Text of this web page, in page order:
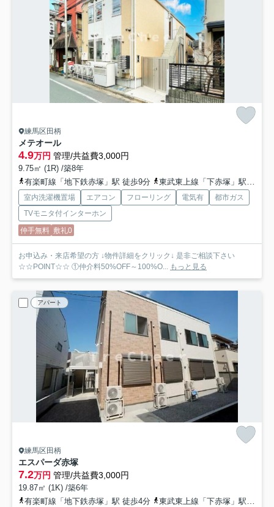
練馬区田柄
メテオール
4.9万円 管理/共益費3,000円
9.75㎡ (1R) /築8年
有楽町線「地下鉄赤塚」駅 徒歩9分
東武東上線「下赤塚」駅 徒歩12分
室内洗濯機置場 エアコン フローリング 電気有
都市ガス
TVモニタ付インターホン
仲手無料 敷礼0
お申込み・来店希望の方 ↓物件詳細をクリック↓ 是非ご相談下さい
☆☆POINT☆☆ ①仲介料50%OFF～100%O... もっと見る
アパート
練馬区田柄
エスパーダ赤塚
7.2万円 管理/共益費3,000円
19.87㎡ (1K) /築6年
有楽町線「地下鉄赤塚」駅 徒歩4分
東武東上線「下赤塚」駅 徒歩7分